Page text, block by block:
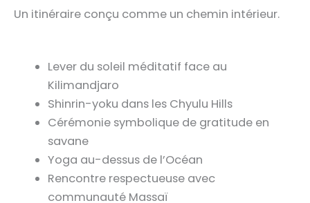
Un itinéraire conçu comme un chemin intérieur.
Lever du soleil méditatif face au
Kilimandjaro
Shinrin-yoku dans les Chyulu Hills
Cérémonie symbolique de gratitude en
savane
Yoga au-dessus de l’Océan
Rencontre respectueuse avec
communauté Massaï